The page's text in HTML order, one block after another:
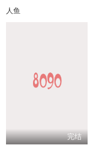
人鱼
完结